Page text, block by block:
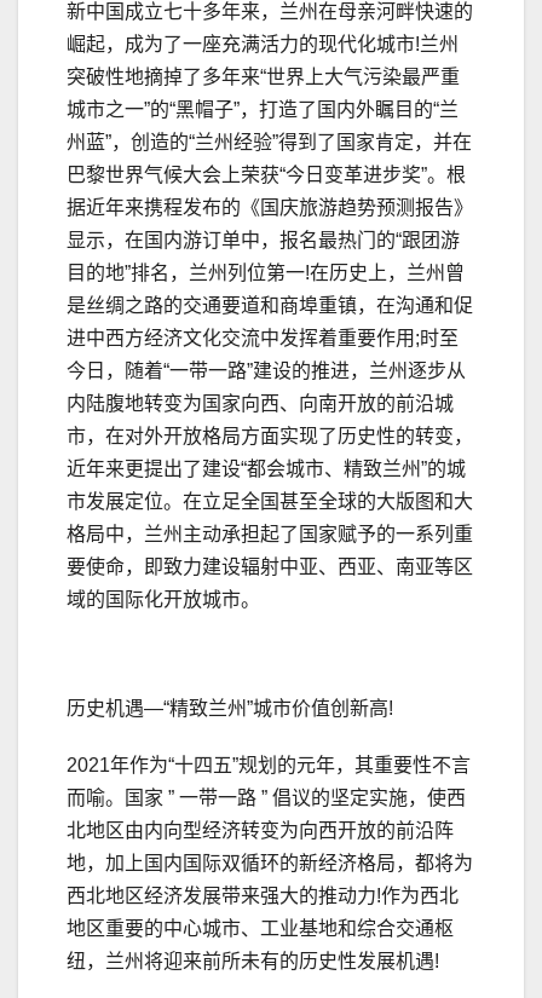
新中国成立七十多年来，兰州在母亲河畔快速的
崛起，成为了一座充满活力的现代化城市!兰州
突破性地摘掉了多年来“世界上大气污染最严重
城市之一”的“黑帽子”，打造了国内外瞩目的“兰
州蓝”，创造的“兰州经验”得到了国家肯定，并在
巴黎世界气候大会上荣获“今日变革进步奖”。根
据近年来携程发布的《国庆旅游趋势预测报告》
显示，在国内游订单中，报名最热门的“跟团游
目的地”排名，兰州列位第一!在历史上，兰州曾
是丝绸之路的交通要道和商埠重镇，在沟通和促
进中西方经济文化交流中发挥着重要作用;时至
今日，随着“一带一路”建设的推进，兰州逐步从
内陆腹地转变为国家向西、向南开放的前沿城
市，在对外开放格局方面实现了历史性的转变，
近年来更提出了建设“都会城市、精致兰州”的城
市发展定位。在立足全国甚至全球的大版图和大
格局中，兰州主动承担起了国家赋予的一系列重
要使命，即致力建设辐射中亚、西亚、南亚等区
域的国际化开放城市。
历史机遇—“精致兰州”城市价值创新高!
2021年作为“十四五”规划的元年，其重要性不言
而喻。国家 ” 一带一路 ” 倡议的坚定实施，使西
北地区由内向型经济转变为向西开放的前沿阵
地，加上国内国际双循环的新经济格局，都将为
西北地区经济发展带来强大的推动力!作为西北
地区重要的中心城市、工业基地和综合交通枢
纽，兰州将迎来前所未有的历史性发展机遇!